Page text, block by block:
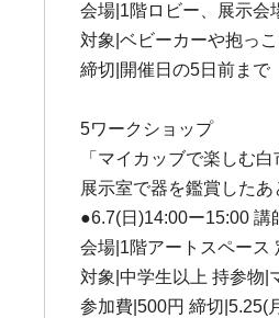
会場|1階ロビー、展示会
対象|ベビーカーや抱っ
締切|開催日の5日前まで
5ワークショップ
「マイカッブで楽しむ
展示室で器を鑑賞した
●6.7(日)14:00ー15:00
会場|1階アートスペース
対象|中学生以上 持参物|
参加費|500円 締切|5.25(